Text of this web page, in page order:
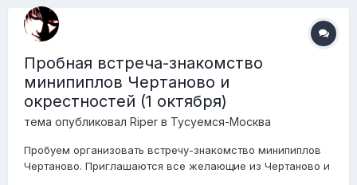
Пробная встреча-знакомство
минипиплов Чертаново и
окрестностей (1 октября)
тема опубликовал Riper в Тусуемся-Москва
Пробуем организовать встречу-знакомство минипиплов
Чертаново. Приглашаются все желающие из Чертаново и